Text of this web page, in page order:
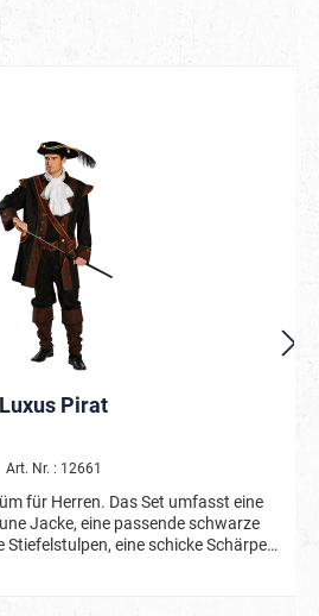
Luxus Pirat
Art. Nr. : 12661
für Herren. Das Set umfasst eine
Jacke, eine passende schwarze
Stiefelstulpen, eine schicke Schärpe